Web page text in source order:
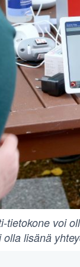
tietokone voi
lisänä